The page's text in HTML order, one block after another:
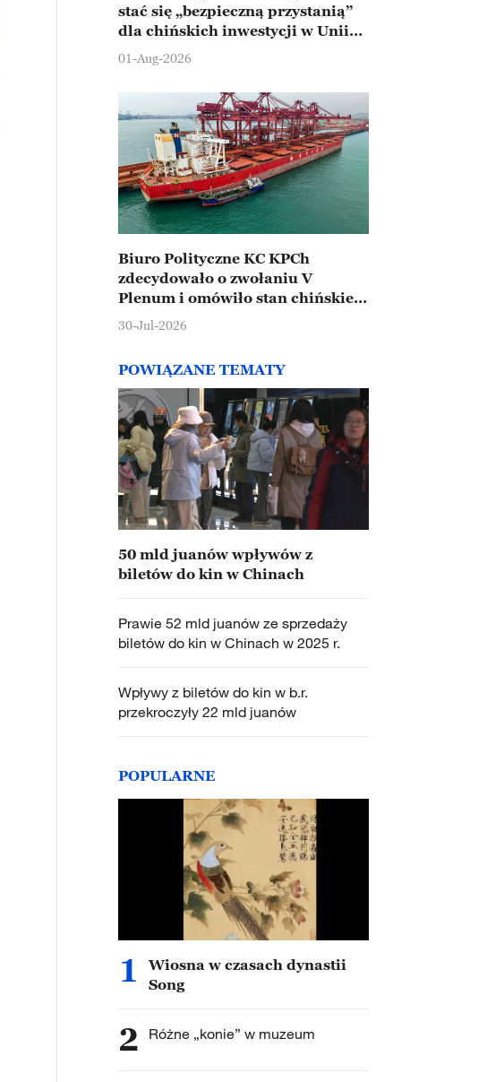
stać się „bezpieczną przystanią”
dla chińskich inwestycji w Unii
Europejskiej
01-Aug-2026
Biuro Polityczne KC KPCh
zdecydowało o zwołaniu V
Plenum i omówiło stan chińskiej
gospodarki
30-Jul-2026
POWIĄZANE TEMATY
50 mld juanów wpływów z
biletów do kin w Chinach
Prawie 52 mld juanów ze sprzedaży
biletów do kin w Chinach w 2025 r.
Wpływy z biletów do kin w b.r.
przekroczyły 22 mld juanów
POPULARNE
1
Wiosna w czasach dynastii
Song
2 Różne „konie” w muzeum